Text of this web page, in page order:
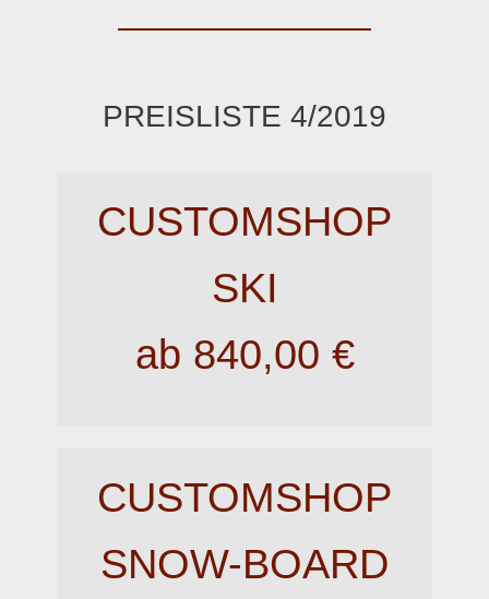
PREISLISTE 4/2019
CUSTOMSHOP
SKI
ab 840,00 €
CUSTOMSHOP
SNOW-BOARD